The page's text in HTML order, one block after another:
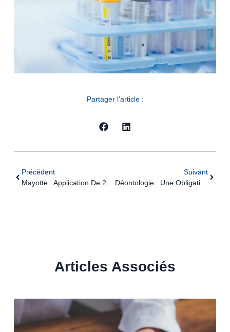
Partager l'article :
Précédent
Suivant
Déontologie : Une Obligation Renforcée Pour Les Masseurs-Kinésithérapeutes
Articles Associés